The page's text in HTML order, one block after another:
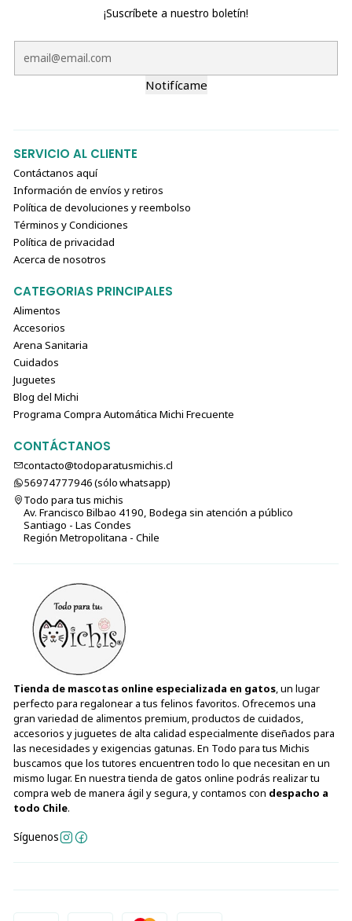
¡Suscríbete a nuestro boletín!
Notifícame
SERVICIO AL CLIENTE
Contáctanos aquí
Información de envíos y retiros
Política de devoluciones y reembolso
Términos y Condiciones
Política de privacidad
Acerca de nosotros
CATEGORIAS PRINCIPALES
Alimentos
Accesorios
Arena Sanitaria
Cuidados
Juguetes
Blog del Michi
Programa Compra Automática Michi Frecuente
CONTÁCTANOS
contacto@todoparatusmichis.cl
56974777946 (sólo⁣⁣⁣⁣⁣​​​​​​​​​​​​​​​ whatsapp)
Todo para tus michis
Av. Francisco Bilbao 4190, Bodega sin atención a público
Santiago - Las Condes
Región Metropolitana - Chile
Tienda de mascotas online especializada en gatos, un lugar
perfecto para regalonear a tus felinos favoritos. Ofrecemos una
gran variedad de alimentos premium, productos de cuidados,
accesorios y juguetes de alta calidad especialmente diseñados para
las necesidades y exigencias gatunas. En Todo para tus Michis
buscamos que los tutores encuentren todo lo que necesitan en un
mismo lugar. En nuestra tienda de gatos online podrás realizar tu
compra web de manera ágil y segura, y contamos con despacho a
todo Chile.
Síguenos